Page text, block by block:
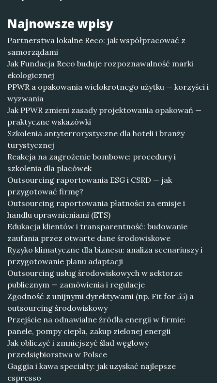
Najnowsze wpisy
Partnerstwa lokalne Reco: jak współpracować z
samorządami
Jak Fundacja Reco buduje rozpoznawalność marki
ekologicznej
PPWR a opakowania wielokrotnego użytku — korzyści i
wyzwania
Jak PPWR zmieni zasady projektowania opakowań —
praktyczne wskazówki
Szkolenia antyterrorystyczne dla hoteli i branży
turystycznej
Reakcja na zagrożenie bombowe: procedury i
szkolenia dla placówek
Outsourcing raportowania ESG i CSRD — jak
przygotować firmę?
Outsourcing raportowania płatności za emisje i
handlu uprawnieniami (ETS)
Edukacja klientów i transparentność: budowanie
zaufania przez otwarte dane środowiskowe
Ryzyko klimatyczne dla biznesu: analiza scenariuszy i
przygotowanie planu adaptacji
Outsourcing usług środowiskowych w sektorze
publicznym — zamówienia i regulacje
Zgodność z unijnymi dyrektywami (np. Fit for 55) a
outsourcing środowiskowy
Przejście na odnawialne źródła energii w firmie:
panele, pompy ciepła, zakup zielonej energii
Jak obliczyć i zmniejszyć ślad węglowy
przedsiębiorstwa w Polsce
Gaggia i kawa specialty: jak uzyskać najlepsze
espresso